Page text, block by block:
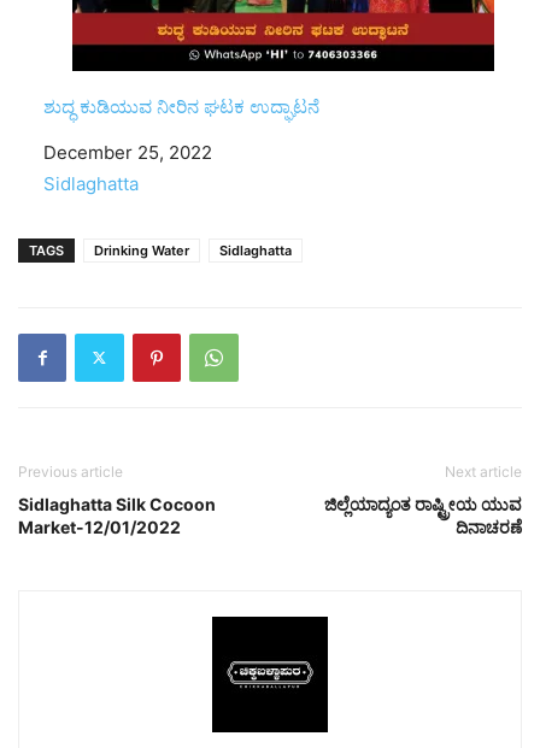
ಶುದ್ಧ ಕುಡಿಯುವ ನೀರಿನ ಘಟಕ ಉದ್ಘಾಟನೆ
Date
December 25, 2022
In relation to
Sidlaghatta
TAGS Drinking Water Sidlaghatta
Previous article
Sidlaghatta Silk Cocoon
Market-12/01/2022
Next article
ಜಿಲ್ಲೆಯಾದ್ಯಂತ ರಾಷ್ಟ್ರೀಯ ಯುವ
ದಿನಾಚರಣೆ